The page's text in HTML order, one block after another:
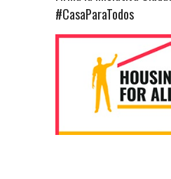
#CasaParaTodos